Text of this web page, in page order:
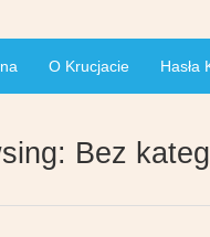
O Krucjacie Hasła
Bez